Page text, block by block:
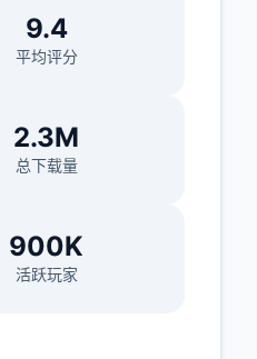
9.4
平均评分
2.3M
总下载量
900K
活跃玩家